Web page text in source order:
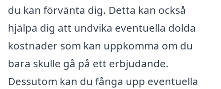
du kan förvänta dig. Detta kan också
hjälpa dig att undvika eventuella dolda
kostnader som kan uppkomma om du
bara skulle gå på ett erbjudande.
Dessutom kan du fånga upp eventuella